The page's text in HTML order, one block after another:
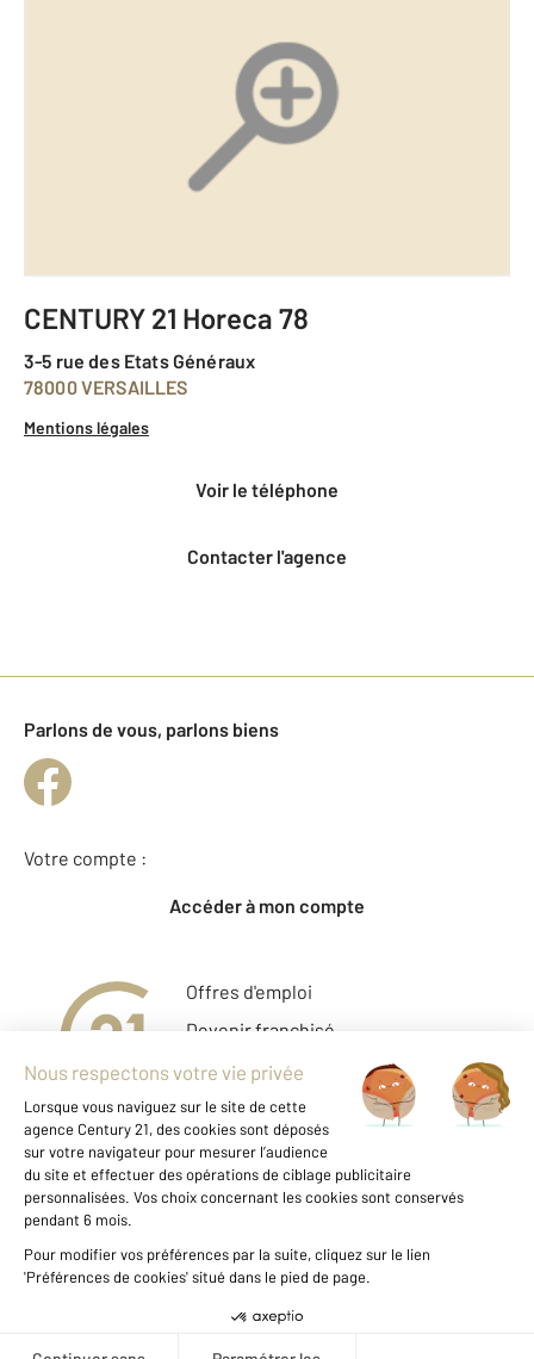
CENTURY 21 Horeca 78
3-5 rue des Etats Généraux
78000 VERSAILLES
Mentions légales
voir le téléphone
Contacter l'agence
Parlons de vous, parlons biens
Votre compte :
Accéder à mon compte
Offres d'emploi
Devenir franchisé
Entreprise et commerce
Fine Homes & Estates
À propos
International
Mentions légales & CGU